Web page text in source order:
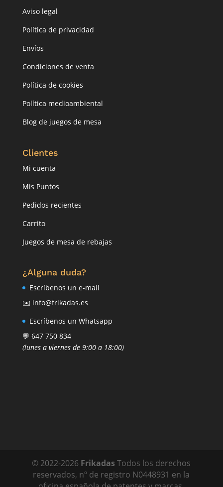
Aviso legal
Política de privacidad
Envíos
Condiciones de venta
Política de cookies
Política medioambiental
Blog de juegos de mesa
Clientes
Mi cuenta
Mis Puntos
Pedidos recientes
Carrito
Juegos de mesa de rebajas
¿Alguna duda?
Escríbenos un e-mail
✉️ info@frikadas.es
Escríbenos un Whatsapp
💬 647 750 834
(lunes a viernes de 9:00 a 18:00)
© 2022-2026 Frikadas Todos los derechos
reservados, nº de registro N0448931 en la